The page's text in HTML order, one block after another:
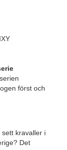
först och
kravaller i
Det